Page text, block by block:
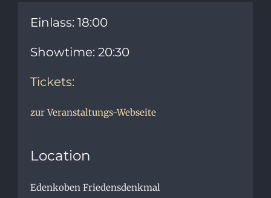
Einlass: 18:00
Showtime: 20:30
Tickets:
zur Veranstaltungs-Webseite
Location
Edenkoben Friedensdenkmal